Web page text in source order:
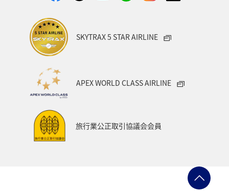
SKYTRAX 5 STAR AIRLINE
APEX WORLD CLASS AIRLINE
旅行業公正取引協議会会員